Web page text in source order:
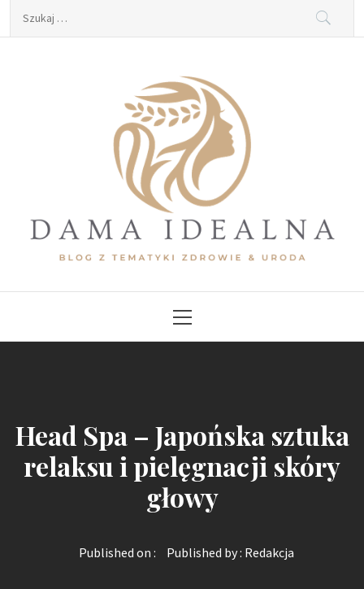
Szukaj:
Dama Idealna
Menu
Head Spa – Japońska sztuka
relaksu i pielęgnacji skóry
głowy
Published on : Published by : Redakcja